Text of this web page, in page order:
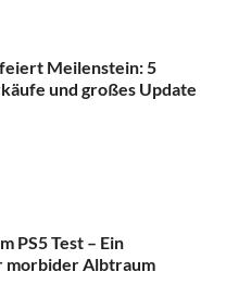
Meilenstein: 5
und großes Update
PS5 Test – Ein
morbider Albtraum